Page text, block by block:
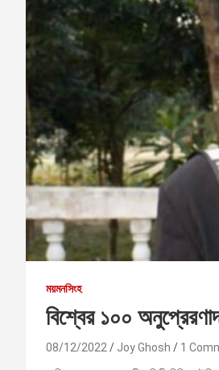
ময়মনসিংহ
বিশ্বের ১০০
08/12/2022 Joy Ghosh 1